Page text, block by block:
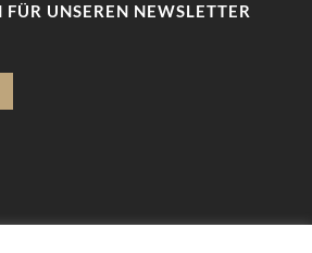
UNSEREN NEWSLETTER